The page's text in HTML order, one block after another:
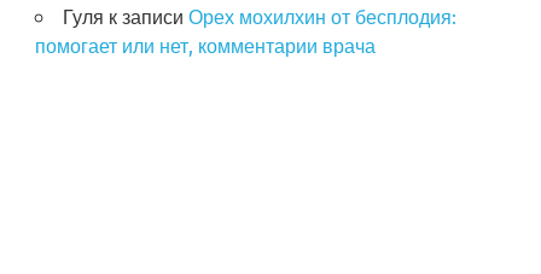
Гуля к записи Орех мохилхин от бесплодия:
помогает или нет, комментарии врача